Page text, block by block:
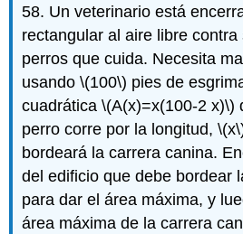
58. Un veterinario está
rectangular al aire libre
perros que cuida. Necesita
usando\(100\) pies de
cuadrática\(A(x)=x(100-2 x)\)
perro corre por la longitud,
bordeará la carrera canina.
del edificio que debe bordear
para dar el área máxima, y
área máxima de la carrera